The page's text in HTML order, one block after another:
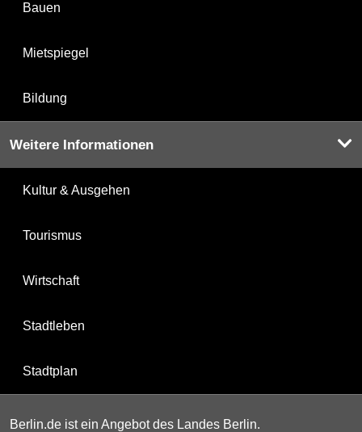
Bauen
Mietspiegel
Bildung
Weitere Informationen
Kultur & Ausgehen
Tourismus
Wirtschaft
Stadtleben
Stadtplan
Berlin.de ist ein Angebot des Landes Berlin.